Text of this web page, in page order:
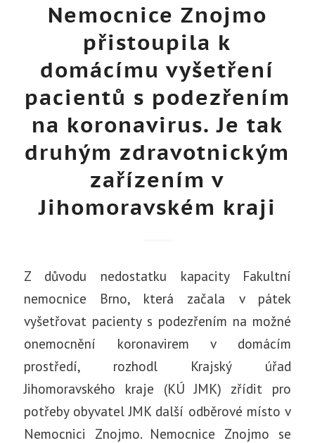
Nemocnice Znojmo
přistoupila k
domácímu vyšetření
pacientů s podezřením
na koronavirus. Je tak
druhým zdravotnickým
zařízením v
Jihomoravském kraji
Z důvodu nedostatku kapacity Fakultní
nemocnice Brno, která začala v pátek
vyšetřovat pacienty s podezřením na možné
onemocnění koronavirem v domácím
prostředí, rozhodl Krajský úřad
Jihomoravského kraje (KÚ JMK) zřídit pro
potřeby obyvatel JMK další odběrové místo v
Nemocnici Znojmo. Nemocnice Znojmo se